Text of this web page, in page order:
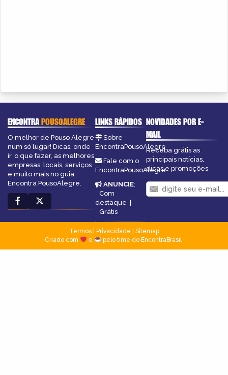
ENCONTRAPOUSOALEGRE
O melhor de Pouso Alegre
num só lugar! Dicas, onde
ir, o que fazer, as melhores
empresas, locais, serviços
e muito mais no guia
Encontra PousoAlegre.
LINKS RÁPIDOS
Sobre
EncontraPousoAlegre
Fale com o
EncontraPousoAlegre
ANUNCIE:
Com
destaque |
Grátis
NOVIDADES POR E-
MAIL
Receba grátis as
principais notícias,
dicas e promoções
Termos| Privacidade
Sitemap
Criado com
e pelo time do EncontraBrasil